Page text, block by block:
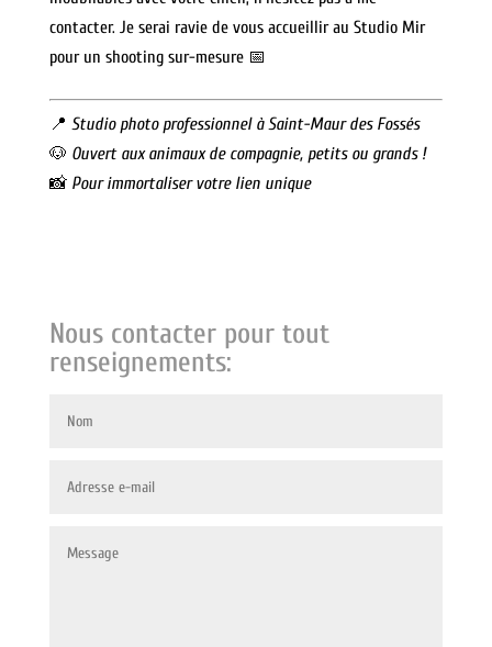
contacter. Je serai ravie de vous accueillir au Studio Mir
pour un shooting sur-mesure 📅
📍 Studio photo professionnel à Saint-Maur des Fossés
🐶 Ouvert aux animaux de compagnie, petits ou grands !
📸 Pour immortaliser votre lien unique
Nous contacter pour tout
renseignements: